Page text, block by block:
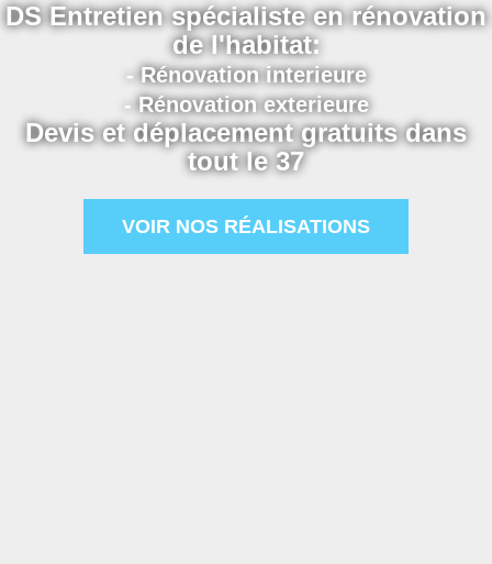
DS Entretien spécialiste en rénovation
de l'habitat:
- Rénovation interieure
- Rénovation exterieure
Devis et déplacement gratuits dans
tout le 37
VOIR NOS RÉALISATIONS